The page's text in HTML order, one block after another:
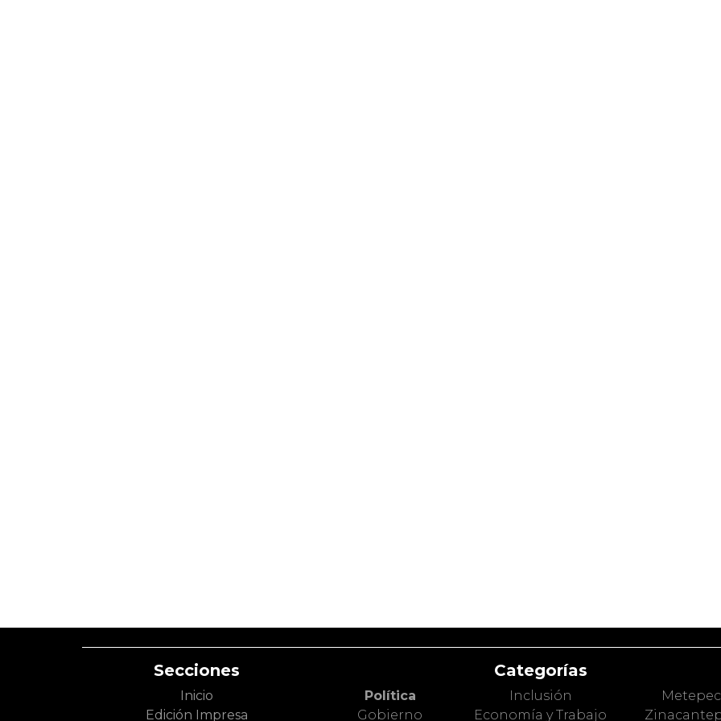
Secciones
Inicio
Edición Impresa
Categorías
Política
Gobierno
Inclusión
Economía y Trabajo
Metepec